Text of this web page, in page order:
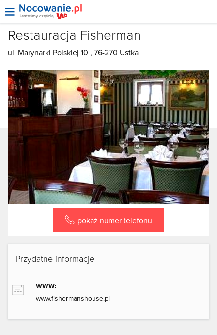
Restauracja Fisherman
ul. Marynarki Polskiej 10 , 76-270 Ustka
pokaż numer telefonu
Przydatne informacje
WWW:
www.fishermanshouse.pl